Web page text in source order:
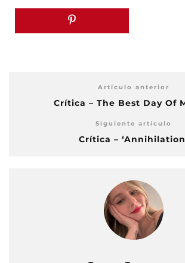
Artículo anterior
Crítica – The Best Day Of
Siguiente artículo
Crítica –